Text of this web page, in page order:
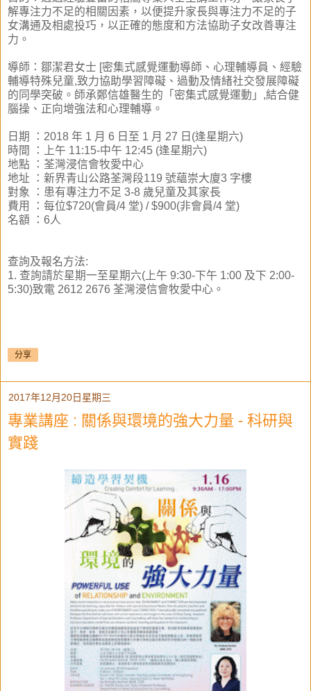
解專注力不足的相關因素，以便提升家長與專注力不足的子
女溝通及相處投巧，以正確的態度和方法協助子女改善專注
力。
導師：鄒潔君女士 [密集式感覺運動導師、心理輔導員、經驗
輔導特殊兒童,致力協助學習障礙、過動及情緒社交發展障礙
的同學突破。師承鄭信雄醫生的「密集式感覺運動」,結合健
腦操、正向增強法和心理輔導。
日期 ： 2018 年 1 月 6 日至 1 月 27 日(逢星期六)
時間
：
上午 11:15-中午 12:45 (逢星期六)
地點 ：荃灣浸信會牧愛中心
地址 ： 新界青山公路荃灣段119 號蘊崇大廈3 字樓
對象 ： 患有專注力不足 3-8 歲兒童及其家長
費用 ： 每位$720(會員/4 堂) / $900(非會員/4 堂)
名額 ：6人
查詢及報名方法:
1. 查詢請於星期一至星期六(上午 9:30-下午 1:00 及下 2:00-
5:30)致電 2612 2676 荃灣浸信會牧愛中心。
分享
2017年12月20日星期三
專業講座 : 關係與環境的強大力量 - 科研與
實踐